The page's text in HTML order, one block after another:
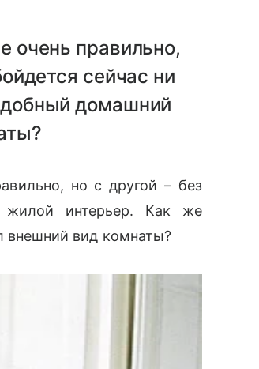
очень правильно,
сейчас ни
домашний
но с другой – без
жилой интерьер. Как же
внешний вид комнаты?